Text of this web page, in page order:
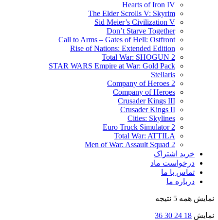
Hearts of Iron IV
The Elder Scrolls V: Skyrim
Sid Meier’s Civilization V
Don’t Starve Together
Call to Arms – Gates of Hell: Ostfront
Rise of Nations: Extended Edition
Total War: SHOGUN 2
STAR WARS Empire at War: Gold Pack
Stellaris
Company of Heroes 2
Company of Heroes
Crusader Kings III
Crusader Kings II
Cities: Skylines
Euro Truck Simulator 2
Total War: ATTILA
Men of War: Assault Squad 2
خرید اشتراک
درخواست ماد
تماس با ما
درباره ما
نمایش همه 5 نتیجه
نمایش 18
24
30
36